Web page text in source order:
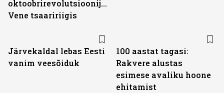
oktoobrirevolutsioonijärgses
Vene tsaaririigis
Järvekaldal lebas Eesti
vanim veesõiduk
100 aastat tagasi:
Rakvere alustas
esimese avaliku hoone
ehitamist